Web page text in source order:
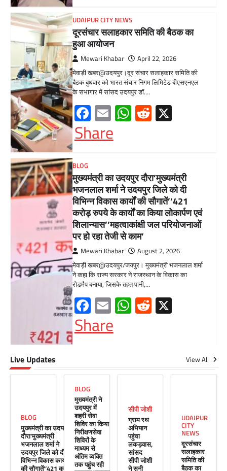
BLOG
मुख्यमंत्री का उदयपुर दौरा’मुख्यमंत्री
भजनलाल शर्मा ने उदयपुर जिले को दी
विभिन्न विकास कार्यों की सौगातें’’421
करोड़ रुपये के कार्यों का किया लोकार्पण एवं
शिलान्यास’’महत्वाकांक्षी जल परियोजनाओं
पर हो रहा तेजी से काम’
Mewari Khabar August 2, 2026
मेवाड़ी खबर@उदयपुर/जयपुर। मुख्यमंत्री भजनलाल शर्मा
ने कहा कि राज्य सरकार ने राजस्थान के विकास का
रोडमैप बनाया, जिसके तहत पानी,…
Facebook
Email
Share
BLOG
मुख्यमंत्री ने उदयपुर में शहरी सेवा शिविर
का किया निरीक्षणसेवा शिविरों के माध्यम से
अंतिम व्यक्ति तक पहुंच रही
सरकारआमजन शिविरों का लें अधिकाधिक
लाभ, लोगों की समस्याओं का हर हाल में हो
समाधान, अधिकारी नहीं
Mewari Khabar June 17, 2026
उदयपुर जयपुर 17 जून। मुख्यमंत्री भजनलाल शर्मा ने
बुधवार को उदयपुर प्रवास के दौरान उदयपुर विकास
प्राधिकरण में आयोजित शहरी…
Facebook
Email
सीपी जोशी
ग्राम रथ अभियान पहुंचा लकड़वास, सांसद
सीपी जोशी ने सुनी ग्रामीणों की समस्याएं
Mewari Khabar May 10, 2026
मेवाड़ी खबर@उदयपुर। राजस्थान सरकार द्वारा गांव के
अंतिम पायदान पर बैठे व्यक्ति तक योजनाओं का लाभ
पहुंचाने और उसे मुख्यधारा…
Live Updates View All
BLOG
मुख्यमंत्री का उदयपुर
दौरा’मुख्यमंत्री
भजनलाल शर्मा ने
उदयपुर जिले को दी
विभिन्न विकास कार्यों
की सौगातें’’421 करोड़
BLOG
मुख्यमंत्री ने
उदयपुर में
शहरी सेवा
शिविर का किया
निरीक्षणसेवा
शिविरों के
माध्यम से
अंतिम व्यक्ति
तक पहुंच रही
सीपी जोशी
ग्राम रथ
अभियान
पहुंचा
लकड़वास,
सांसद
सीपी जोशी
ने सुनी
UDAIPUR
CITY
NEWS
दूरसंचार
सलाहकार
समिति की
बैठक का